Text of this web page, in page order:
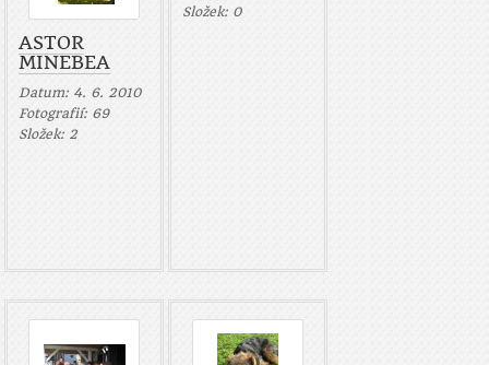
ASTOR
MINEBEA
Datum: 4. 6. 2010
Fotografií: 69
Složek: 2
Složek: 0